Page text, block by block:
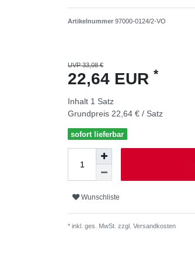
Artikelnummer 97000-0124/2-VO
UVP 33,08 €
22,64 EUR *
Inhalt 1 Satz
Grundpreis 22,64 € / Satz
sofort lieferbar
Wunschliste
* inkl. ges. MwSt. zzgl. Versandkosten